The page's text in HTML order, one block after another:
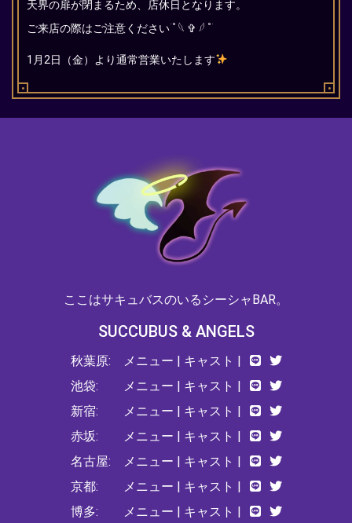
天界の扉が閉まるため、店休日 となります。
ご来店の際はご注意ください˙˚ 𓆩 ✞ 𓆪 ˚˙
1月2日（金）より通常営業いたします
ここはサキュバスのいるシーシャBAR。
SUCCUBUS & ANGELS
秋葉原:
池袋:
新宿:
赤坂:
名古屋:
京都:
博多:
メニュー | キャスト |
メニュー | キャスト |
メニュー | キャスト |
メニュー | キャスト |
メニュー | キャスト |
メニュー | キャスト |
メニュー | キャスト |